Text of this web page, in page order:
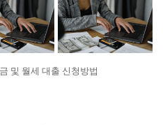
및 월세 대출 신청방법